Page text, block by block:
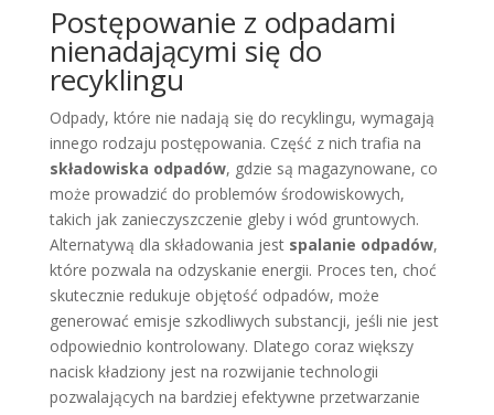
Postępowanie z odpadami
nienadającymi się do
recyklingu
Odpady, które nie nadają się do recyklingu, wymagają
innego rodzaju postępowania. Część z nich trafia na
składowiska odpadów, gdzie są magazynowane, co
może prowadzić do problemów środowiskowych,
takich jak zanieczyszczenie gleby i wód gruntowych.
Alternatywą dla składowania jest spalanie odpadów,
które pozwala na odzyskanie energii. Proces ten, choć
skutecznie redukuje objętość odpadów, może
generować emisje szkodliwych substancji, jeśli nie jest
odpowiednio kontrolowany. Dlatego coraz większy
nacisk kładziony jest na rozwijanie technologii
pozwalających na bardziej efektywne przetwarzanie